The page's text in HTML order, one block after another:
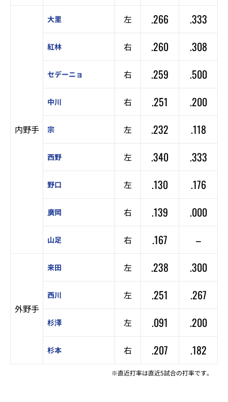
内野手
大里 左 .266 .333
紅林 右 .260 .308
セデーニョ 右 .259 .500
中川 右 .251 .200
宗 左 .232 .118
西野 左 .340 .333
野口 左 .130 .176
廣岡 右 .139 .000
山足 右 .167 –
外野手
来田 左 .238 .300
西川 左 .251 .267
杉澤 左 .091 .200
杉本 右 .207 .182
※直近打率は直近5試合の打率です。